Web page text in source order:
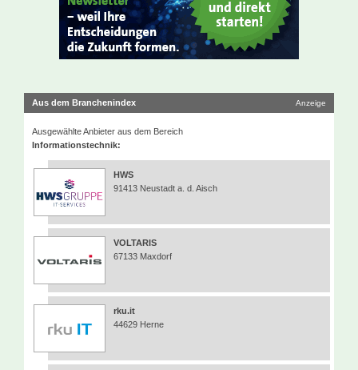
Aus dem Branchenindex Anzeige
Ausgewählte Anbieter aus dem Bereich
Informationstechnik:
HWS
91413 Neustadt a. d. Aisch
VOLTARIS
67133 Maxdorf
rku.it
44629 Herne